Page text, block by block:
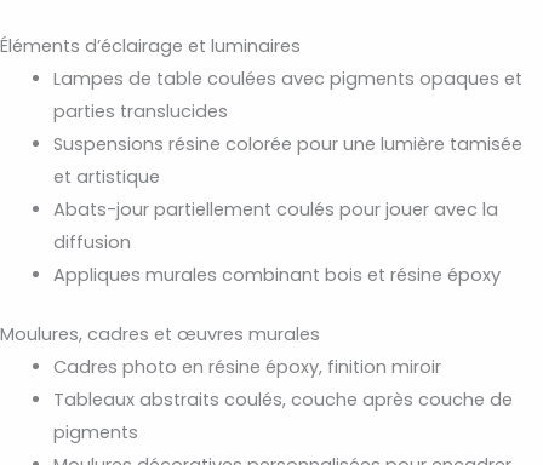
Éléments d’éclairage et luminaires
Lampes de table coulées avec pigments opaques et
parties translucides
Suspensions résine colorée pour une lumière tamisée
et artistique
Abats-jour partiellement coulés pour jouer avec la
diffusion
Appliques murales combinant bois et résine époxy
Moulures, cadres et œuvres murales
Cadres photo en résine époxy, finition miroir
Tableaux abstraits coulés, couche après couche de
pigments